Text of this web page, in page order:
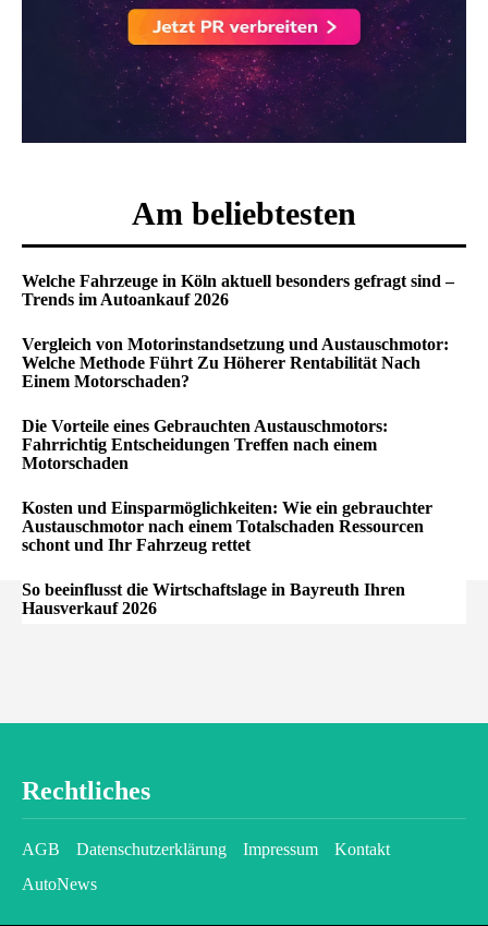
Am beliebtesten
Welche Fahrzeuge in Köln aktuell besonders gefragt sind –
Trends im Autoankauf 2026
Vergleich von Motorinstandsetzung und Austauschmotor:
Welche Methode Führt Zu Höherer Rentabilität Nach
Einem Motorschaden?
Die Vorteile eines Gebrauchten Austauschmotors:
Fahrrichtig Entscheidungen Treffen nach einem
Motorschaden
Kosten und Einsparmöglichkeiten: Wie ein gebrauchter
Austauschmotor nach einem Totalschaden Ressourcen
schont und Ihr Fahrzeug rettet
So beeinflusst die Wirtschaftslage in Bayreuth Ihren
Hausverkauf 2026
Rechtliches
AGB Datenschutzerklärung Impressum
Kontakt
AutoNews